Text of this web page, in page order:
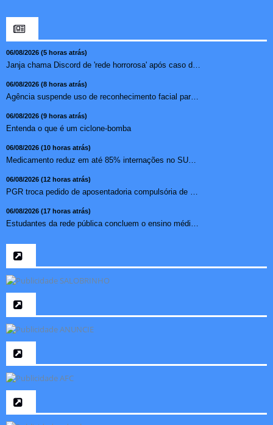
06/08/2026 (5 horas atrás)
06/08/2026 (8 horas atrás)
Agência suspende uso de reconhecimento facial para chamada...
06/08/2026 (9 horas atrás)
Entenda o que é um ciclone-bomba
06/08/2026 (10 horas atrás)
06/08/2026 (12 horas atrás)
06/08/2026 (17 horas atrás)